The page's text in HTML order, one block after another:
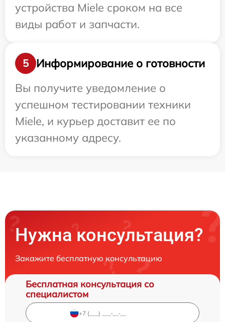
устройства Miele сроком на все
виды работ и запчасти.
5
Информирование о готовности
Вы получите уведомление о
успешном тестировании техники
Miele, и курьер доставит ее по
указанному адресу.
Нужна консультация?
Закажите бесплатную консультацию
Бесплатная консультация со
специалистом